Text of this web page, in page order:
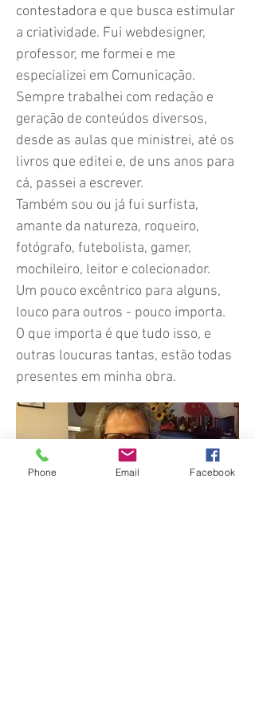
contestadora e que busca estimular
a criatividade. Fui webdesigner,
professor, me formei e me
especializei em Comunicação.
Sempre trabalhei com redação e
geração de conteúdos diversos,
desde as aulas que ministrei, até os
livros que editei e, de uns anos para
cá, passei a escrever.
Também sou ou já fui surfista,
amante da natureza, roqueiro,
fotógrafo, futebolista, gamer,
mochileiro, leitor e colecionador.
Um pouco excêntrico para alguns,
louco para outros - pouco importa.
O que importa é que tudo isso, e
outras loucuras tantas, estão todas
presentes em minha obra.
Phone Email Facebook